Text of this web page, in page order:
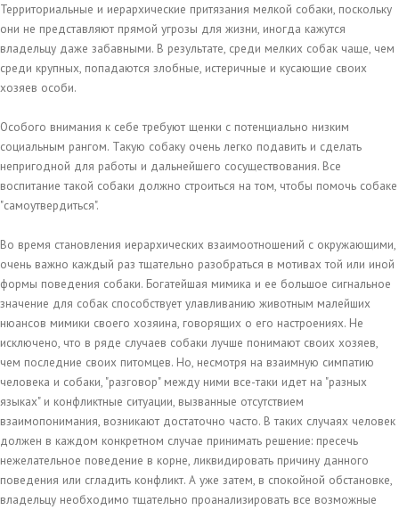
Территориальные и иерархические притязания мелкой собаки, поскольку
они не представляют прямой угрозы для жизни, иногда кажутся
владельцу даже забавными. В результате, среди мелких собак чаще, чем
среди крупных, попадаются злобные, истеричные и кусающие своих
хозяев особи.
Особого внимания к себе требуют щенки с потенциально низким
социальным рангом. Такую собаку очень легко подавить и сделать
непригодной для работы и дальнейшего сосуществования. Все
воспитание такой собаки должно строиться на том, чтобы помочь собаке
"самоутвердиться".
Во время становления иерархических взаимоотношений с окружающими,
очень важно каждый раз тщательно разобраться в мотивах той или иной
формы поведения собаки. Богатейшая мимика и ее большое сигнальное
значение для собак способствует улавливанию животным малейших
нюансов мимики своего хозяина, говорящих о его настроениях. Не
исключено, что в ряде случаев собаки лучше понимают своих хозяев,
чем последние своих питомцев. Но, несмотря на взаимную симпатию
человека и собаки, "разговор" между ними все-таки идет на "разных
языках" и конфликтные ситуации, вызванные отсутствием
взаимопонимания, возникают достаточно часто. В таких случаях человек
должен в каждом конкретном случае принимать решение: пресечь
нежелательное поведение в корне, ликвидировать причину данного
поведения или сгладить конфликт. А уже затем, в спокойной обстановке,
владельцу необходимо тщательно проанализировать все возможные